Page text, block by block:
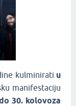
kulminirati u
manifestaciju
30. kolovoza